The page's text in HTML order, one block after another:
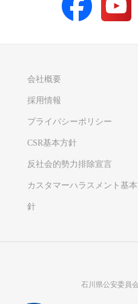
会社概要
採用情報
プライバシーポリシー
CSR基本方針
反社会的勢力排除宣言
カスタマーハラスメント基
針
石川県公安委員